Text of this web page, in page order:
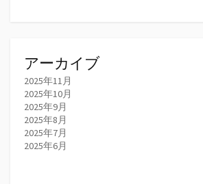
アーカイブ
2025年11月
2025年10月
2025年9月
2025年8月
2025年7月
2025年6月